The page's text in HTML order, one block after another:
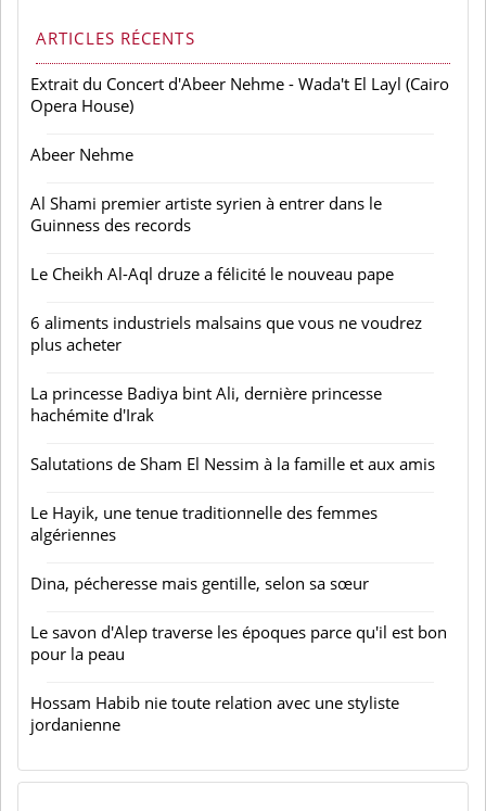
ARTICLES RÉCENTS
Extrait du Concert d'Abeer Nehme - Wada't El Layl (Cairo
Opera House)
Abeer Nehme
Al Shami premier artiste syrien à entrer dans le
Guinness des records
Le Cheikh Al-Aql druze a félicité le nouveau pape
6 aliments industriels malsains que vous ne voudrez
plus acheter
La princesse Badiya bint Ali, dernière princesse
hachémite d'Irak
Salutations de Sham El Nessim à la famille et aux amis
Le Hayik, une tenue traditionnelle des femmes
algériennes
Dina, pécheresse mais gentille, selon sa sœur
Le savon d'Alep traverse les époques parce qu'il est bon
pour la peau
Hossam Habib nie toute relation avec une styliste
jordanienne